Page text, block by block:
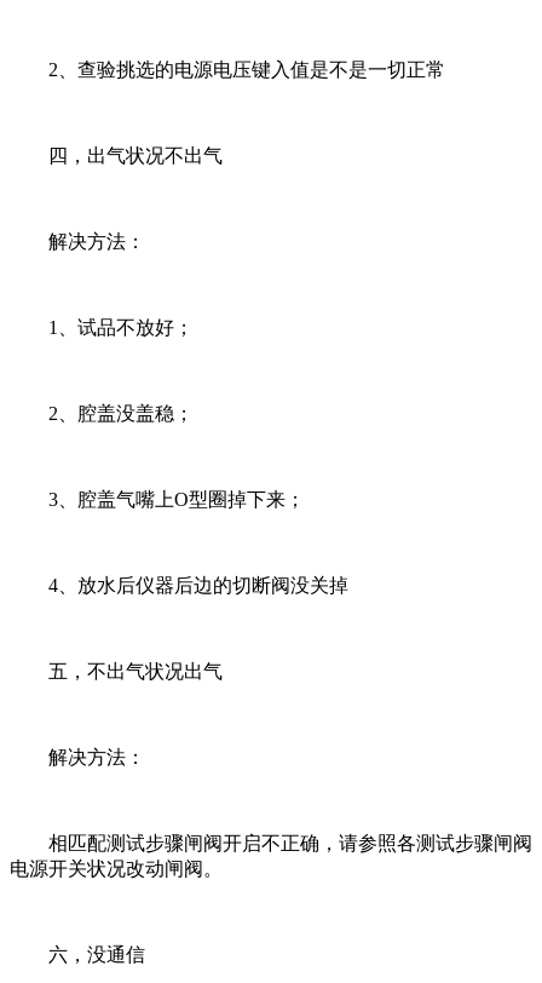
2、查验挑选的电源电压键入值是不是一切正常
四，出气状况不出气
解决方法：
1、试品不放好；
2、腔盖没盖稳；
3、腔盖气嘴上O型圈掉下来；
4、放水后仪器后边的切断阀没关掉
五，不出气状况出气
解决方法：
相匹配测试步骤闸阀开启不正确，请参照各测试步骤闸阀
电源开关状况改动闸阀。
六，没通信